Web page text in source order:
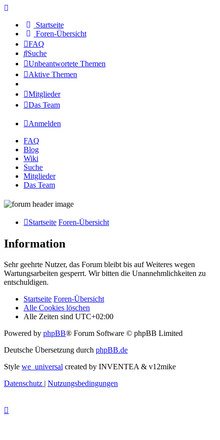
Startseite
Foren-Übersicht
FAQ
Suche
Unbeantwortete Themen
Aktive Themen
Mitglieder
Das Team
Anmelden
FAQ
Blog
Wiki
Suche
Mitglieder
Das Team
Startseite Foren-Übersicht
Information
Sehr geehrte Nutzer, das Forum bleibt bis auf Weiteres wegen
Wartungsarbeiten gesperrt. Wir bitten die Unannehmlichkeiten zu
entschuldigen.
Startseite Foren-Übersicht
Alle Cookies löschen
Alle Zeiten sind UTC+02:00
Powered by phpBB® Forum Software © phpBB Limited
Deutsche Übersetzung durch phpBB.de
Style we_universal created by INVENTEA & v12mike
Datenschutz | Nutzungsbedingungen